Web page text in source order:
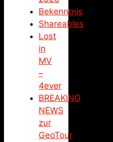
Bekenntnis
Shareables
Lost
in
MV
–
4ever
BREAKING
NEWS
zur
GeoTour